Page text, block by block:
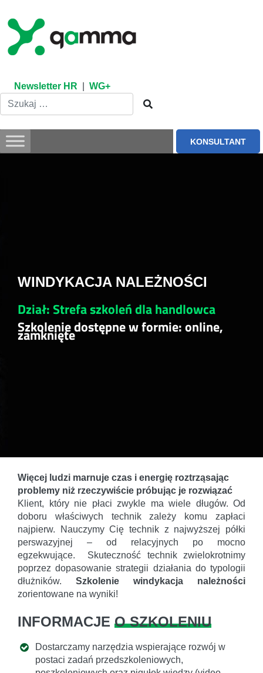
content
Newsletter HR WG+
KONSULTANT
WINDYKACJA NALEŻNOŚCI
Dział: Strefa szkoleń dla handlowca
Szkolenie dostępne w formie: online,
zamknięte
Więcej ludzi marnuje czas i energię roztrząsając
problemy niż rzeczywiście próbując je rozwiązać
Klient, który nie płaci zwykle ma wiele długów. Od
doboru właściwych technik zależy komu zapłaci
najpierw. Nauczymy Cię technik z najwyższej półki
perswazyjnej – od relacyjnych po mocno
egzekwujące. Skuteczność technik zwielokrotnimy
poprzez dopasowanie strategii działania do typologii
dłużników. Szkolenie windykacja należności
zorientowane na wyniki!
INFORMACJE O SZKOLENIU
Dostarczamy narzędzia wspierające rozwój w
postaci zadań przedszkoleniowych,